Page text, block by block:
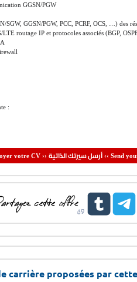
GGSN/PGW
SGW, GGSN/PGW, PCC, PCRF, OCS, …) des
routage IP et protocoles associés (BGP,
:
votre CV ›› أرسل سيرتك الذاتية‹‹ Send
carrière proposées par